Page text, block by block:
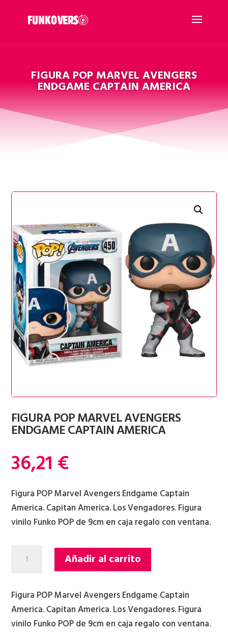
FIGURA POP MARVEL AVENGERS
ENDGAME CAPTAIN AMERICA
FIGURA POP MARVEL AVENGERS
ENDGAME CAPTAIN AMERICA
36,21 €
Figura POP Marvel Avengers Endgame Captain
America. Capitan America. Los Vengadores. Figura
vinilo Funko POP de 9cm en caja regalo con ventana.
AVENGERS
ENDGAME
CAPTAIN
Añadir al carrito
Figura POP Marvel Avengers Endgame Captain
America. Capitan America. Los Vengadores. Figura
vinilo Funko POP de 9cm en caja regalo con ventana.